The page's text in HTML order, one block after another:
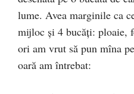
lume. Avea marginile ca
mijloc şi 4 bucăţi: ploaie,
ori am vrut să pun mîna
oară am întrebat: